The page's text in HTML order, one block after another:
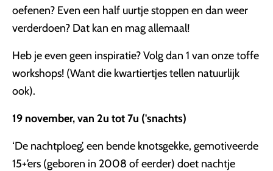
oefenen? Even een half uurtje stoppen en dan weer
verderdoen? Dat kan en mag allemaal!
Heb je even geen inspiratie? Volg dan 1 van onze toffe
workshops! (Want die kwartiertjes tellen natuurlijk
ook).
19 november, van 2u tot 7u ('snachts)
‘De nachtploeg’, een bende knotsgekke, gemotiveerde
15+’ers (geboren in 2008 of eerder) doet nachtje